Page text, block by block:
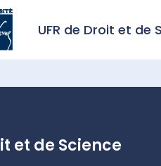
UFR de Droit et de
et de Science